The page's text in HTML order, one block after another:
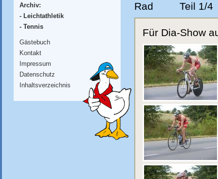
Archiv:
- Leichtathletik
- Tennis
Gästebuch
Kontakt
Impressum
Datenschutz
Inhaltsverzeichnis
Rad Teil 1/4
Für Dia-Show